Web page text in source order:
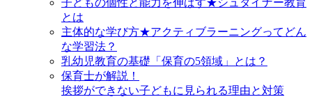
子どもの個性と能力を伸ばす★シュタイナー教育
とは
主体的な学び方★アクティブラーニングってどん
な学習法？
乳幼児教育の基礎「保育の5領域」とは？
保育士が解説！
挨拶ができない子どもに見られる理由と対策